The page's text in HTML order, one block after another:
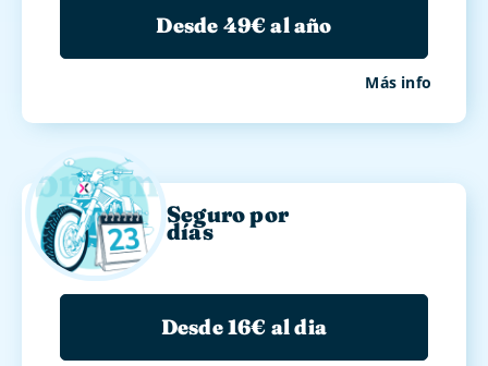
Desde 49€ al año
Más info
Seguro por
días
Desde 16€ al dia